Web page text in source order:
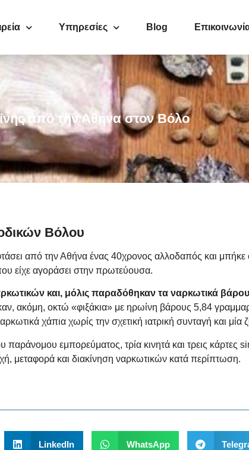
Υπηρεσίες Blog
από την Αθήνα στον Βόλο
Βόλου
από την Αθήνα ένας 40χρονος αλλοδαπός και μπήκε
είχε αγοράσει στην πρωτεύουσα.
και, μόλις παραδόθηκαν τα ναρκωτικά
ακόμη, οκτώ «φιξάκια» με ηρωίνη βάρους 5,84
χάπια χωρίς την σχετική ιατρική συνταγή και μία
εμπορεύματος, τρία κινητά και τρεις κάρτες
μεταφορά και διακίνηση ναρκωτικών κατά περίπτωση.
LinkedIn WhatsApp